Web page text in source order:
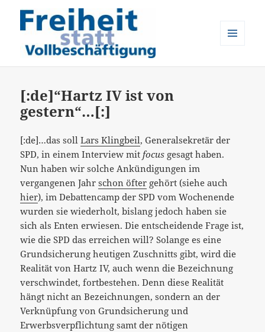
[:de]“Hartz IV ist von
gestern“…[:]
[:de]…das sollLars Klingbeil, Generalsekretär der
SPD, in einem Interview mit focus gesagt haben.
Nun haben wir solche Ankündigungen im
vergangenen Jahrschon öfter gehört (siehe auch
hier), im Debattencamp der SPD vom Wochenende
wurden sie wiederholt, bislang jedoch haben sie
sich als Enten erwiesen. Die entscheidende Frage ist,
wie die SPD das erreichen will? Solange es eine
Grundsicherung heutigen Zuschnitts gibt, wird die
Realität von Hartz IV, auch wenn die Bezeichnung
verschwindet, fortbestehen. Denn diese Realität
hängt nicht an Bezeichnungen, sondern an der
Verknüpfung von Grundsicherung und
Erwerbsverpflichtung samt der nötigen